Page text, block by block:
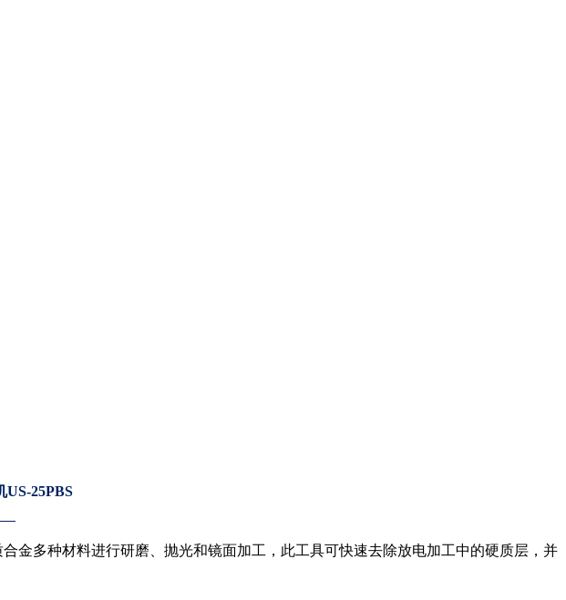
25PBS
金多种材料进行研磨、抛光和镜面加工，此工具可快速去除放电加工中的硬质层，并